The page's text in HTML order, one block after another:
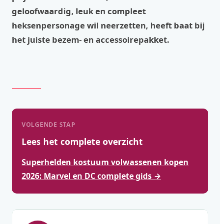
geloofwaardig, leuk en compleet
heksenpersonage wil neerzetten, heeft baat bij
het juiste bezem- en accessoirepakket.
VOLGENDE STAP
Lees het complete overzicht
Superhelden kostuum volwassenen kopen
2026: Marvel en DC complete gids →